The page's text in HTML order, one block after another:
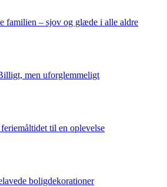
familien – sjov og glæde i alle aldre
men uforglemmeligt
til en oplevelse
boligdekorationer